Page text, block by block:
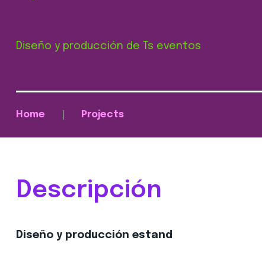
Diseño y producción de Ts eventos
Home Projects
Descripción
Diseño y producción estand